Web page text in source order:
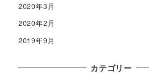
2020年3月
2020年2月
2019年9月
カテゴリー